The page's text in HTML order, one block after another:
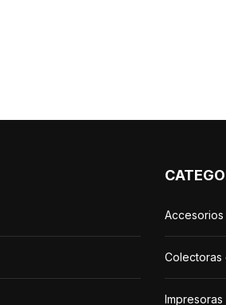
Accesorios
Colectoras
Impresoras